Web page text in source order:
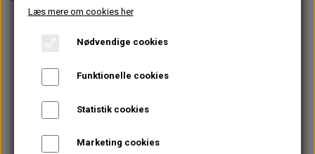
VANDPOLERING
Udvendig
MK1/2 Højre &
Venstre -
Uoriginal
220,80 kr.
Læs mere om cookies her
Nødvendige cookies
Funktionelle cookies
Statistik cookies
Marketing cookies